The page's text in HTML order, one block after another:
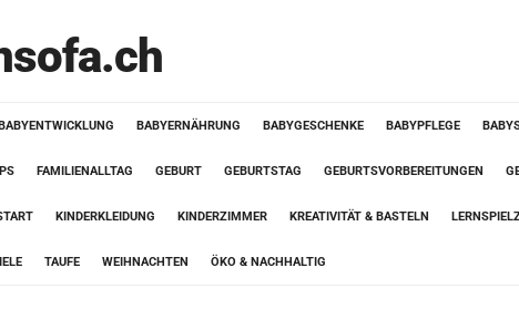
BABYERNÄHRUNG BABYGESCHENKE BABYPFLEGE
FAMILIENALLTAG GEBURT GEBURTSTAG GEBURTSVORBEREITUNGEN
KINDERKLEIDUNG KINDERZIMMER KREATIVITÄT & BASTELN
TAUFE WEIHNACHTEN ÖKO & NACHHALTIG